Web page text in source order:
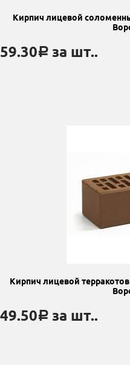
Кирпич лицевой
59.30a за шт..
Кирпич лицевой
49.50a за шт..